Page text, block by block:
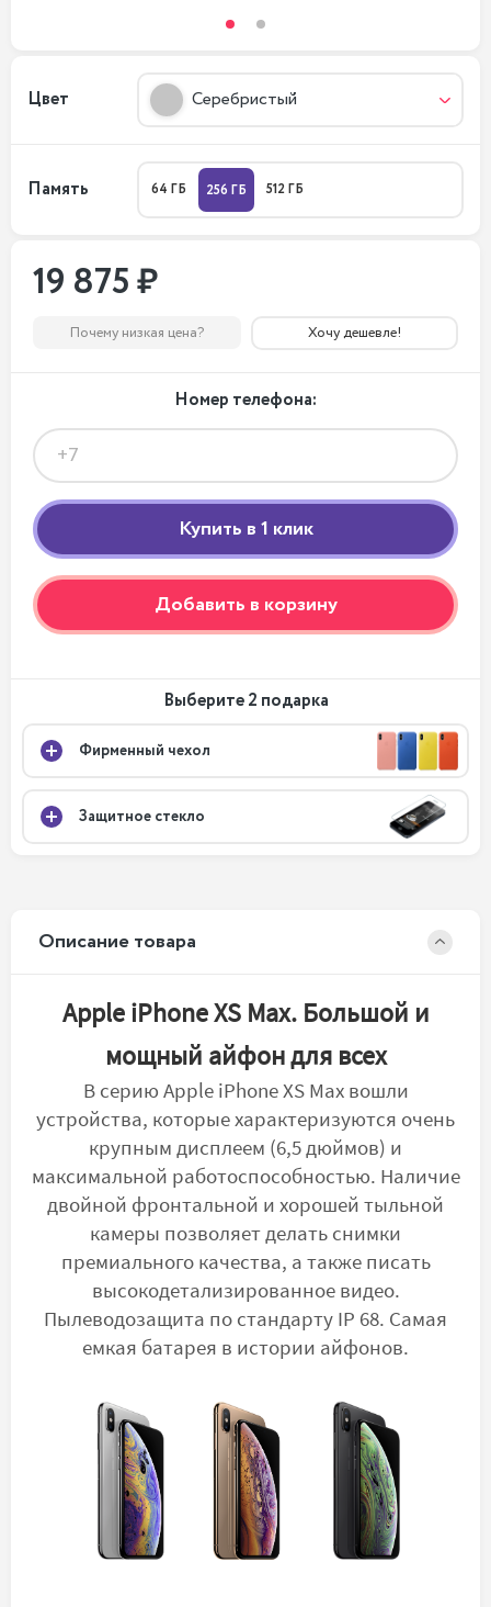
Цвет Серебристый
Память 64 ГБ 256 ГБ 512 ГБ
19 875 ₽
Почему низкая цена? Хочу дешевле!
Номер телефона:
Добавить в корзину
Выберите 2 подарка
Фирменный чехол
Защитное стекло
Описание товара
Apple iPhone XS Max. Большой и
мощный айфон для всех
В серию Apple iPhone XS Max вошли
устройства, которые характеризуются очень
крупным дисплеем (6,5 дюймов) и
максимальной работоспособностью. Наличие
двойной фронтальной и хорошей тыльной
камеры позволяет делать снимки
премиального качества, а также писать
высокодетализированное видео.
Пылеводозащита по стандарту IP 68. Самая
емкая батарея в истории айфонов.